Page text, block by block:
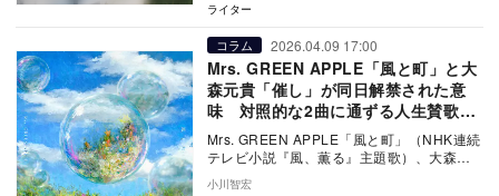
ライター
コラム 2026.04.09 17:00
Mrs. GREEN APPLE「風と町」と大
森元貴「催し」が同日解禁された意
味 対照的な2曲に通ずる人生賛歌と
しての眼差し
Mrs. GREEN APPLE「風と町」（NHK連続
テレビ小説『風、薫る』主題歌）、大森元
貴「催し」（『news zero』（…
小川智宏